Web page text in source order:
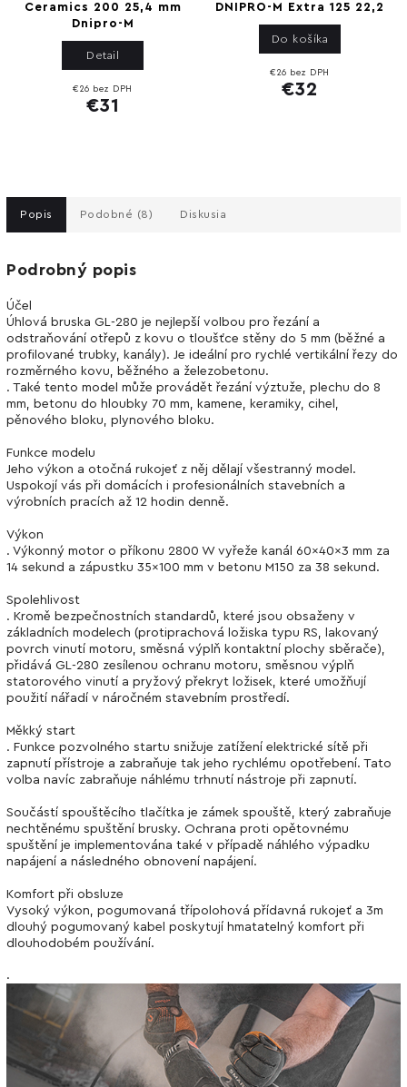
Popis Podobné (8) Diskusia
Podrobný popis
Účel
Úhlová bruska GL-280 je nejlepší volbou pro řezání a
odstraňování otřepů z kovu o tloušťce stěny do 5 mm (běžné a
profilované trubky, kanály). Je ideální pro rychlé vertikální řezy do
rozměrného kovu, běžného a železobetonu.
. Také tento model může provádět řezání výztuže, plechu do 8
mm, betonu do hloubky 70 mm, kamene, keramiky, cihel,
pěnového bloku, plynového bloku.
Funkce modelu
Jeho výkon a otočná rukojeť z něj dělají všestranný model.
Uspokojí vás při domácích i profesionálních stavebních a
výrobních pracích až 12 hodin denně.
Výkon
. Výkonný motor o příkonu 2800 W vyřeže kanál 60x40x3 mm za
14 sekund a zápustku 35x100 mm v betonu M150 za 38 sekund.
Spolehlivost
. Kromě bezpečnostních standardů, které jsou obsaženy v
základních modelech (protiprachová ložiska typu RS, lakovaný
povrch vinutí motoru, směsná výplň kontaktní plochy sběrače),
přidává GL-280 zesílenou ochranu motoru, směsnou výplň
statorového vinutí a pryžový překryt ložisek, které umožňují
použití nářadí v náročném stavebním prostředí.
Měkký start
. Funkce pozvolného startu snižuje zatížení elektrické sítě při
zapnutí přístroje a zabraňuje tak jeho rychlému opotřebení. Tato
volba navíc zabraňuje náhlému trhnutí nástroje při zapnutí.
Součástí spouštěcího tlačítka je zámek spouště, který zabraňuje
nechtěnému spuštění brusky. Ochrana proti opětovnému
spuštění je implementována také v případě náhlého výpadku
napájení a následného obnovení napájení.
Komfort při obsluze
Vysoký výkon, pogumovaná třípolohová přídavná rukojeť a 3m
dlouhý pogumovaný kabel poskytují hmatatelný komfort při
dlouhodobém používání.
.
Ceramics 200 25,4 mm
Dnipro-M
€26 bez DPH
€31
Detail
DNIPRO-M Extra 125 22,2
€26 bez DPH
€32
Do košíka